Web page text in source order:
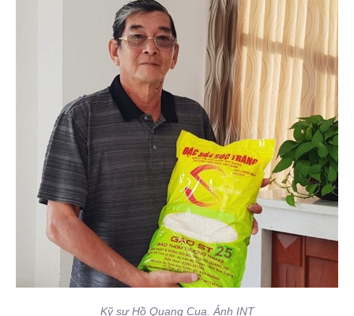
Kỹ sư Hồ Quang Cua. Ảnh INT